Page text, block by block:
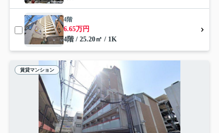
4階
6.65万円
4階 / 25.20㎡ / 1K
賃貸マンション